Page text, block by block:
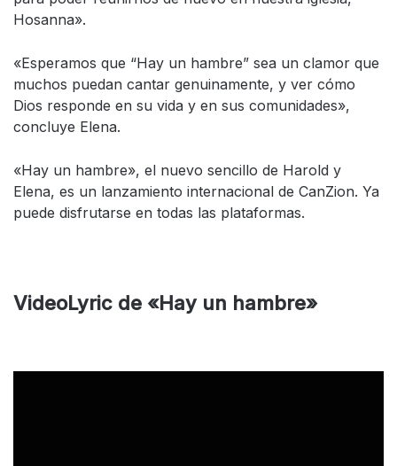
Hosanna».
«Esperamos que “Hay un hambre” sea un clamor que
muchos puedan cantar genuinamente, y ver cómo
Dios responde en su vida y en sus comunidades»,
concluye Elena.
«Hay un hambre», el nuevo sencillo de Harold y
Elena, es un lanzamiento internacional de CanZion. Ya
puede disfrutarse en todas las plataformas.
VideoLyric de «Hay un hambre»